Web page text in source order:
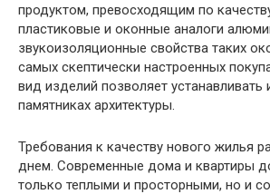
продуктом, превосходящим по
пластиковые и оконные аналоги
звукоизоляционные свойства таких
самых скептически настроенных
вид изделий позволяет устанавливать
памятниках архитектуры.
Требования к качеству нового жилья
днем. Современные дома и квартиры
только теплыми и просторными, но и